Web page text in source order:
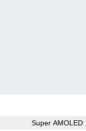
Super AMOLED